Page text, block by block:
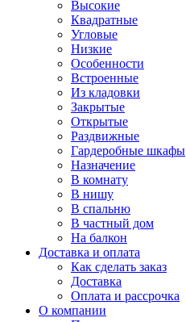
Высокие
Квадратные
Угловые
Низкие
Особенности
Встроенные
Из кладовки
Закрытые
Открытые
Раздвижные
Гардеробные шкафы
Назначение
В комнату
В нишу
В спальню
В частный дом
На балкон
Доставка и оплата
Как сделать заказ
Доставка
Оплата и рассрочка
О компании